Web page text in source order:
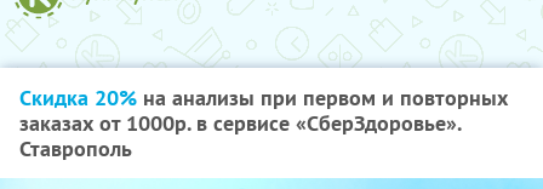
Скидка 20% на анализы при первом и повторных
заказах от 1000р. в сервисе «СберЗдоровье».
Ставрополь